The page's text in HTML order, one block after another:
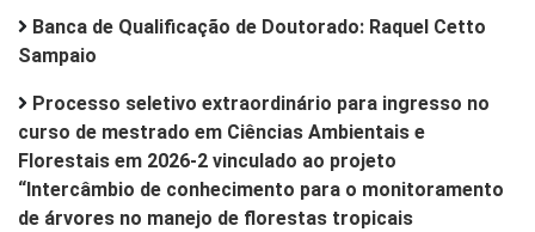
Banca de Qualificação de Doutorado: Raquel Cetto
Sampaio
Processo seletivo extraordinário para ingresso no
curso de mestrado em Ciências Ambientais e
Florestais em 2026-2 vinculado ao projeto
“Intercâmbio de conhecimento para o monitoramento
de árvores no manejo de florestas tropicais